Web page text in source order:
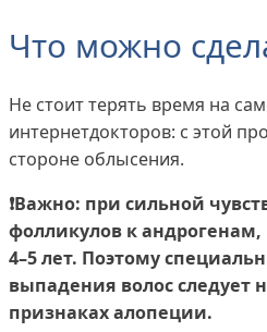
Что можно
Не стоит терять время на
интернетдокторов: с этой
стороне облысения.
❗️Важно: при сильной
фолликулов к
4–5 лет. Поэтому
выпадения волос следует
признаках алопеции.